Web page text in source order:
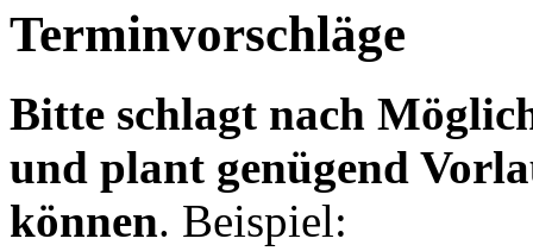
Terminvorschläge
Bitte schlagt nach
und plant genügend
können. Beispiel: